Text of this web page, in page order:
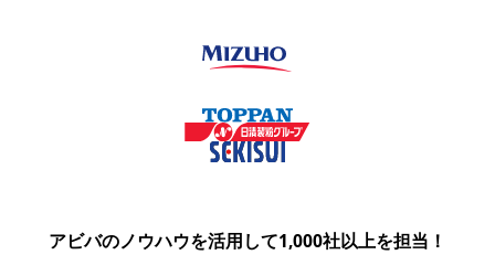
アビバのノウハウを活用して1,000社以上を担当！